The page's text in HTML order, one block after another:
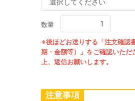
数量
※後ほどお送りする「注文確認
期・金額等）」をご確認いただ
上、返信お願いします。
注意事項